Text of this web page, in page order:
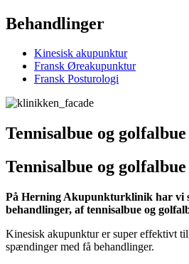
Behandlinger
Kinesisk akupunktur
Fransk Øreakupunktur
Fransk Posturologi
Tennisalbue og golfalbue
Tennisalbue og golfalbue
På Herning Akupunkturklinik har vi
behandlinger, af tennisalbue og
Kinesisk akupunktur er super effektivt
spændinger med få behandlinger.